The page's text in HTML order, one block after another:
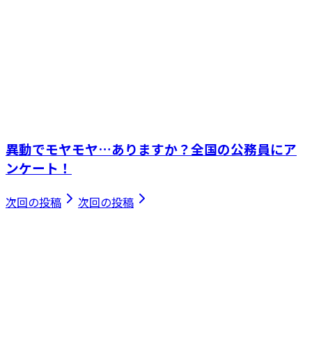
異動でモヤモヤ…ありますか？全国の公務員にア
ンケート！
次回の投稿 次回の投稿